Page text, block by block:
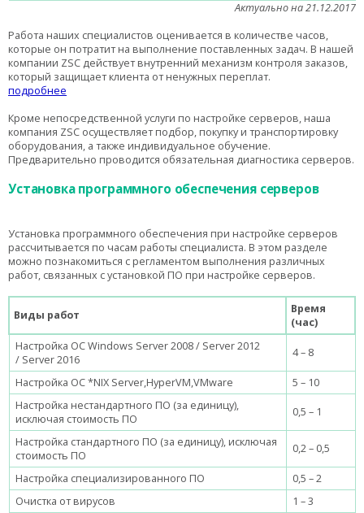
Актуально на 21.12.2017
Работа наших специалистов оценивается в количестве часов,
которые он потратит на выполнение поставленных задач. В нашей
компании ZSC действует внутренний механизм контроля заказов,
который защищает клиента от ненужных переплат.
подробнее
Кроме непосредственной услуги по настройке серверов, наша
компания ZSC осуществляет подбор, покупку и транспортировку
оборудования, а также индивидуальное обучение.
Предварительно проводится обязательная диагностика серверов.
Установка программного обеспечения серверов
Установка программного обеспечения при настройке серверов
рассчитывается по часам работы специалиста. В этом разделе
можно познакомиться с регламентом выполнения различных
работ, связанных с установкой ПО при настройке серверов.
Виды работ
Время
(час)
Настройка ОСWindows Server 2008 / Server 2012
/ Server 2016
4 – 8
Настройка ОС *NIX Server,HyperVM,VMware
5 – 10
Настройка нестандартного ПО (за единицу),
исключая стоимость ПО
0,5 – 1
Настройка стандартного ПО (за единицу), исключая
стоимость ПО
0,2 – 0,5
Настройка специализированного ПО
0,5 – 2
Очистка от вирусов
1 – 3